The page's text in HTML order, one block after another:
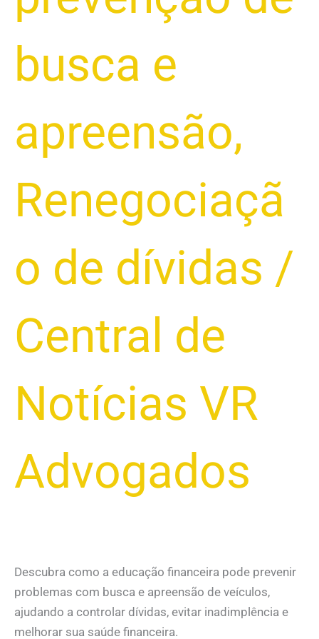
busca e
apreensão,
Renegociaçã
o de dívidas /
Central de
Notícias VR
Advogados
Descubra como a educação financeira pode prevenir
problemas com busca e apreensão de veículos,
ajudando a controlar dívidas, evitar inadimplência e
melhorar sua saúde financeira.